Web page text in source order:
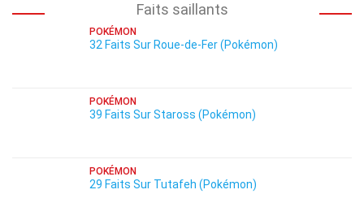
Faits saillants
POKÉMON
32 Faits Sur Roue-de-Fer (Pokémon)
POKÉMON
39 Faits Sur Staross (Pokémon)
POKÉMON
29 Faits Sur Tutafeh (Pokémon)